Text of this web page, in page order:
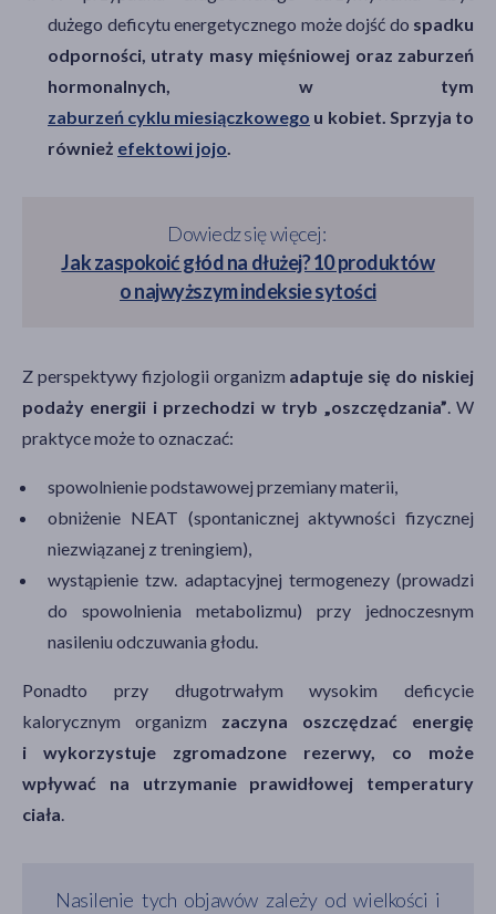
dużego deficytu energetycznego może dojść do spadku
odporności, utraty masy mięśniowej oraz zaburzeń
hormonalnych, w tym
zaburzeń cyklu miesiączkowego u kobiet. Sprzyja to
również efektowi jojo.
Dowiedz się więcej:
Jak zaspokoić głód na dłużej? 10 produktów
o najwyższym indeksie sytości
Z perspektywy fizjologii organizm adaptuje się do niskiej
podaży energii i przechodzi w tryb „oszczędzania”. W
praktyce może to oznaczać:
spowolnienie podstawowej przemiany materii,
obniżenie NEAT (spontanicznej aktywności fizycznej
niezwiązanej z treningiem),
wystąpienie tzw. adaptacyjnej termogenezy (prowadzi
do spowolnienia metabolizmu) przy jednoczesnym
nasileniu odczuwania głodu.
Ponadto przy długotrwałym wysokim deficycie
kalorycznym organizm zaczyna oszczędzać energię
i wykorzystuje zgromadzone rezerwy, co może
wpływać na utrzymanie prawidłowej temperatury
ciała.
Nasilenie tych objawów zależy od wielkości i